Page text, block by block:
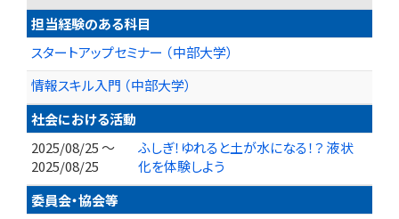
担当経験のある科目
スタートアップセミナー （中部大学）
情報スキル入門 （中部大学）
社会における活動
2025/08/25 ～
2025/08/25
ふしぎ！ゆれると土が水になる！？ 液状
化を体験しよう
委員会・協会等